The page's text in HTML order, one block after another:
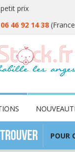
prix
06 46 92 14 38
trouver POUR